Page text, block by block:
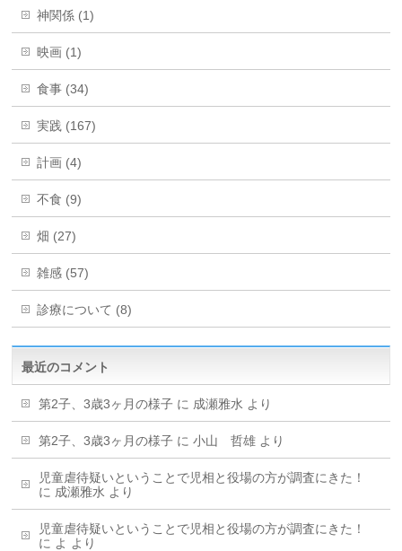
神関係 (1)
映画 (1)
食事 (34)
実践 (167)
計画 (4)
不食 (9)
畑 (27)
雑感 (57)
診療について (8)
最近のコメント
第2子、3歳3ヶ月の様子 に 成瀬雅水 より
第2子、3歳3ヶ月の様子 に小山 哲雄 より
児童虐待疑いということで児相と役場の方が調査にきた！
に 成瀬雅水 より
児童虐待疑いということで児相と役場の方が調査にきた！
に よ より